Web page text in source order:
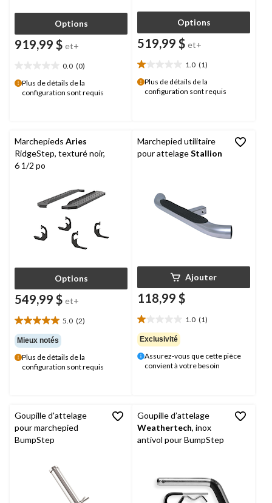
Options
919,99 $ et+
0.0 (0)
étoile(s)
sur
Plus de détails de la
configuration sont requis
Options
519,99 $ et+
1.0 (1)
1.0
étoile(s)
sur
Plus de détails de la
configuration sont requis
Marchepieds Aries
RidgeStep, texturé noir,
6 1/2 po
Options
549,99 $ et+
5.0 (2)
5.0
étoile(s)
sur
5.
Mieux notés
Plus de détails de la
configuration sont requis
Marchepied utilitaire
pour attelageStallion
Ajouter
118,99 $
1.0 (1)
1.0
étoile(s)
sur
5.
Exclusivité
Assurez-vous que cette pièce
convient à votre besoin
Goupille d'attelage
pour marchepied
BumpStep
Goupille d’attelage
Weathertech, inox
antivol pour BumpStep